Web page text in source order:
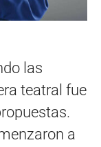
las
teatral fue
a